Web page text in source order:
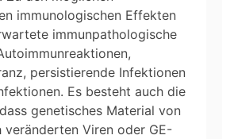
immunologischen Effekten
immunpathologische
persistierende Infektionen
Es besteht auch die
genetisches Material von
veränderten Viren oder GE-